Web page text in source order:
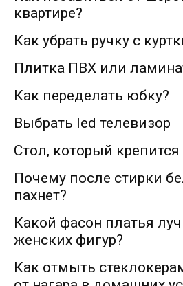
квартире?
Как убрать ручку с
Плитка ПВХ или
Как переделать юбку?
Выбрать led телевизор
Стол, который крепится
Почему после стирки
пахнет?
Какой фасон платья
женских фигур?
Как отмыть